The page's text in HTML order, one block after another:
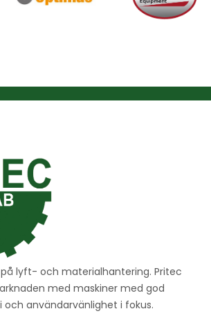
på lyft- och materialhantering. Pritec
med maskiner med god
användarvänlighet i fokus.